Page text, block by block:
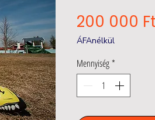
200 000 Ft
ÁFAnélkül
Mennyiség*